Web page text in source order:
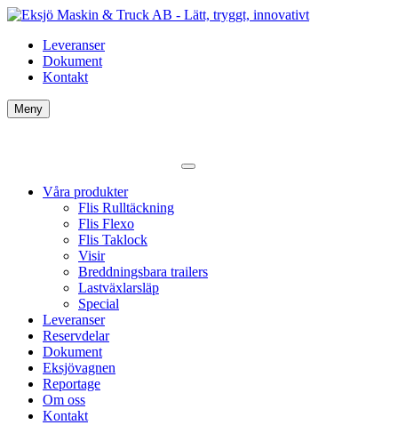
Leveranser
Dokument
Kontakt
Meny
Våra produkter
Flis Rulltäckning
Flis Flexo
Flis Taklock
Visir
Breddningsbara trailers
Lastväxlarsläp
Special
Leveranser
Reservdelar
Dokument
Eksjövagnen
Reportage
Om oss
Kontakt